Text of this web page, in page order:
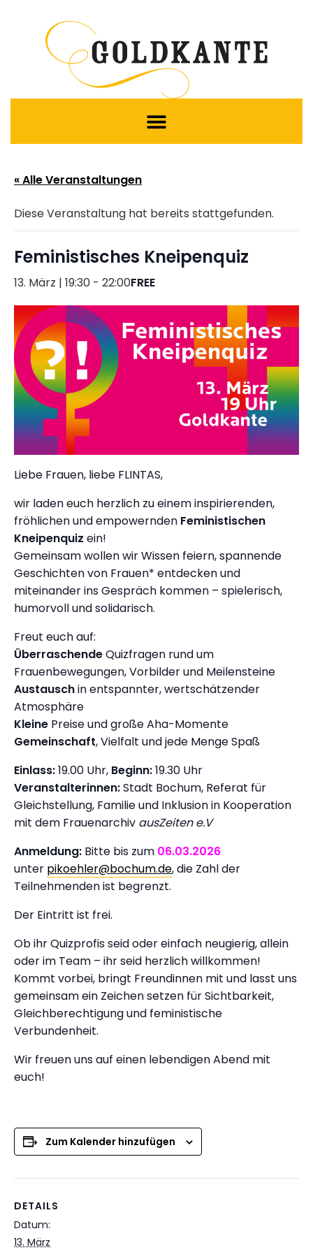
« Alle Veranstaltungen
Diese Veranstaltung hat bereits stattgefunden.
Feministisches Kneipenquiz
13. März | 19:30 - 22:00FREE
Liebe Frauen, liebe FLINTAS,
wir laden euch herzlich zu einem inspirierenden,
fröhlichen und empowernden Feministischen
Kneipenquiz ein!
Gemeinsam wollen wir Wissen feiern, spannende
Geschichten von Frauen* entdecken und
miteinander ins Gespräch kommen – spielerisch,
humorvoll und solidarisch.
Freut euch auf:
ÜberraschendeQuizfragen rund um
Frauenbewegungen, Vorbilder und Meilensteine
Austauschin entspannter, wertschätzender
Atmosphäre
Kleine Preise und große Aha-Momente
Gemeinschaft, Vielfalt und jede Menge Spaß
Einlass:19.00 Uhr, Beginn:19.30 Uhr
Veranstalterinnen:Stadt Bochum, Referat für
Gleichstellung, Familie und Inklusion in Kooperation
mit dem Frauenarchiv ausZeiten e.V
Anmeldung: Bitte bis zum 06.03.2026
unter pikoehler@bochum.de, die Zahl der
Teilnehmenden ist begrenzt.
Der Eintritt ist frei.
Ob ihr Quizprofis seid oder einfach neugierig, allein
oder im Team – ihr seid herzlich willkommen!
Kommt vorbei, bringt Freundinnen mit und lasst uns
gemeinsam ein Zeichen setzen für Sichtbarkeit,
Gleichberechtigung und feministische
Verbundenheit.
Wir freuen uns auf einen lebendigen Abend mit
euch!
Zum Kalender hinzufügen
DETAILS
Datum:
13. März